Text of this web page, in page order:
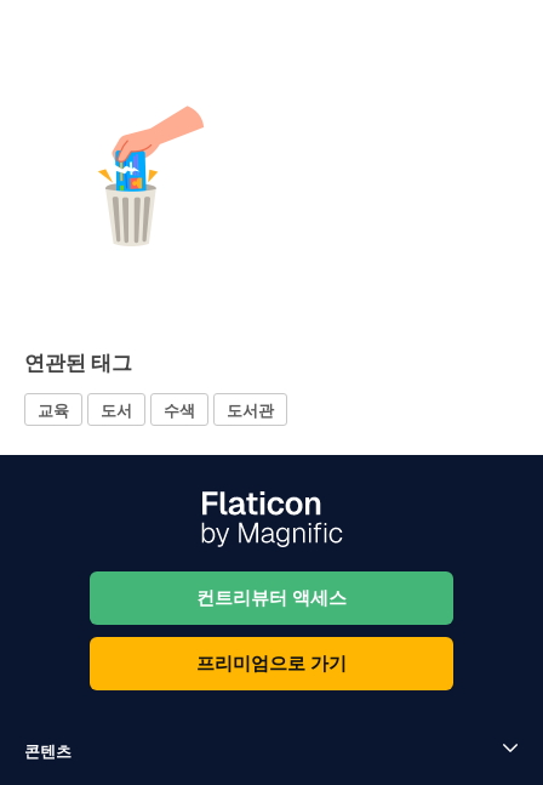
연관된 태그
교육 도서 수색 도서관
컨트리뷰터 액세스
프리미엄으로 가기
콘텐츠